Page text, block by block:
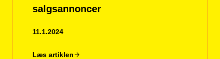
salgsannoncer
11.1.2024
Læs artiklen